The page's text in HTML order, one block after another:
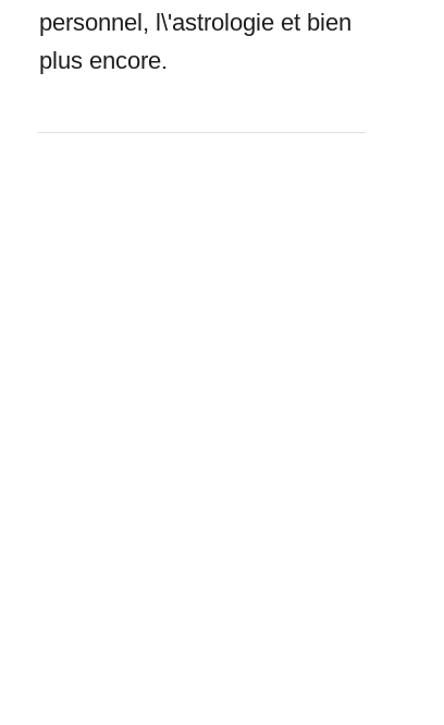
personnel, l\'astrologie et bien
plus encore.